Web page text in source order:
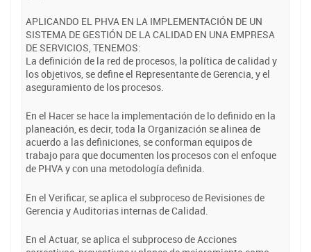
APLICANDO EL PHVA EN LA IMPLEMENTACIÓN DE UN
SISTEMA DE GESTIÓN DE LA CALIDAD EN UNA EMPRESA
DE SERVICIOS, TENEMOS:
La definición de la red de procesos, la política de calidad y
los objetivos, se define el Representante de Gerencia, y el
aseguramiento de los procesos.
En el Hacer se hace la implementación de lo definido en la
planeación, es decir, toda la Organización se alinea de
acuerdo a las definiciones, se conforman equipos de
trabajo para que documenten los procesos con el enfoque
de PHVA y con una metodología definida.
En el Verificar, se aplica el subproceso de Revisiones de
Gerencia y Auditorias internas de Calidad.
En el Actuar, se aplica el subproceso de Acciones